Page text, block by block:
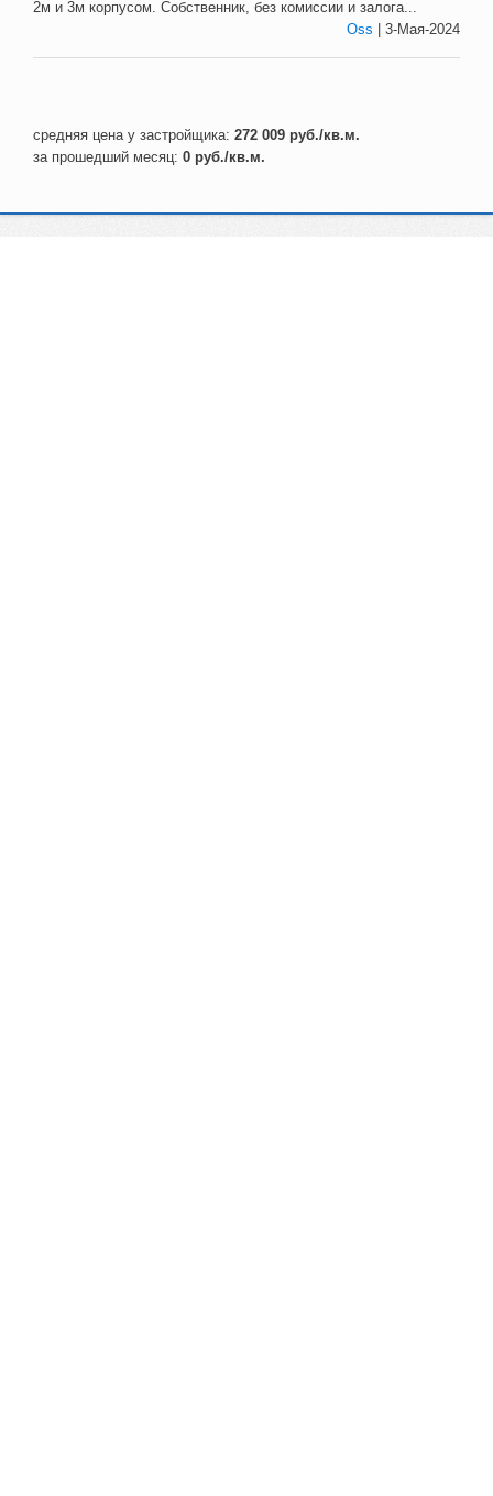
2м и 3м корпусом. Собственник, без комиссии и залога...
Oss | 3-Мая-2024
средняя цена у застройщика: 272 009 руб./кв.м.
за прошедший месяц: 0 руб./кв.м.